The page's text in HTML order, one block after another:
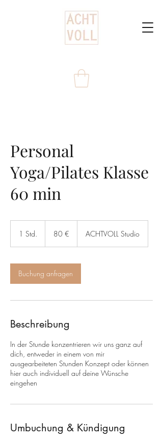
Personal
Yoga/Pilates Klasse
60 min
1 Std.
d
80 € ACHTVOLL Studio
Buchung anfragen
Beschreibung
In der Stunde konzentrieren wir uns ganz auf
dich, entweder in einem von mir
ausgearbeiteten Stunden Konzept oder können
hier auch individuell auf deine Wünsche
eingehen
Umbuchung & Kündigung